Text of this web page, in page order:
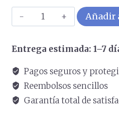
Camara
Analoga
Domo
2MP/
Resolución
máxima:
Añadir
Entrega estimada: 1–7
Pagos seguros y
Reembolsos sencillos
Garantía total de